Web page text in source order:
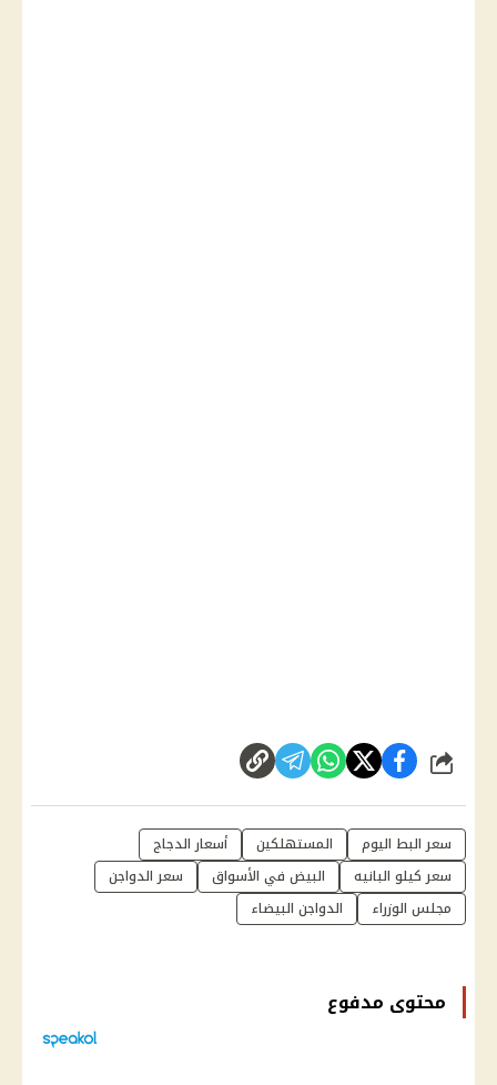
شارك
سعر البط اليوم المستهلكين
أسعار الدجاج
سعر كيلو البانيه
البيض في الأسواق
سعر الدواجن
مجلس الوزراء
الدواجن البيضاء
محتوى مدفوع